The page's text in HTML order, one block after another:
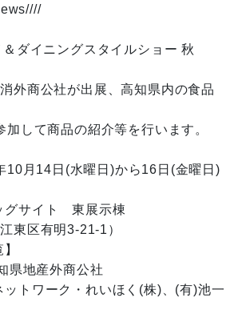
ダイニングスタイルショー 秋
外商公社が出展、高知県内の食品
して商品の紹介等を行います。
日(水曜日)から16日(金曜日)
イト 東展示棟
区有明3-21-1）
地産外商公社
ーク・れいほく(株)、(有)池一